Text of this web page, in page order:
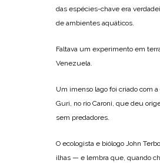
das espécies-chave era
de ambientes aquáticos.
Faltava um experimento em
Venezuela.
Um imenso lago foi criado com
Guri, no rio Caroni, que deu
sem predadores.
O ecologista e biólogo John
ilhas — e lembra que, quando